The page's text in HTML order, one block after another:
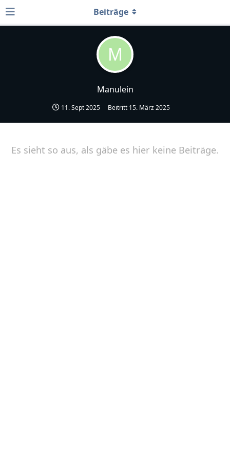
M
Manulein
11. Sept 2025 Beitritt 15. März 2025
Beiträge
Es sieht so aus, als gäbe es hier keine Beiträge.